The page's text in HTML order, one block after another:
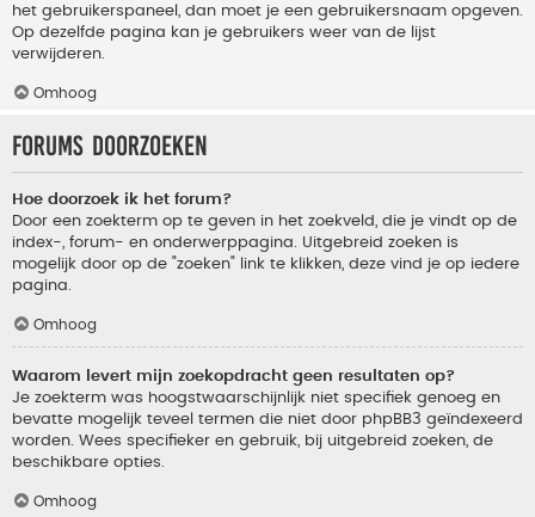
het gebruikerspaneel, dan moet je een gebruikersnaam opgeven.
Op dezelfde pagina kan je gebruikers weer van de lijst
verwijderen.
Omhoog
Forums doorzoeken
Hoe doorzoek ik het forum?
Door een zoekterm op te geven in het zoekveld, die je vindt op de
index-, forum- en onderwerppagina. Uitgebreid zoeken is
mogelijk door op de "zoeken" link te klikken, deze vind je op iedere
pagina.
Omhoog
Waarom levert mijn zoekopdracht geen resultaten op?
Je zoekterm was hoogstwaarschijnlijk niet specifiek genoeg en
bevatte mogelijk teveel termen die niet door phpBB3 geïndexeerd
worden. Wees specifieker en gebruik, bij uitgebreid zoeken, de
beschikbare opties.
Omhoog